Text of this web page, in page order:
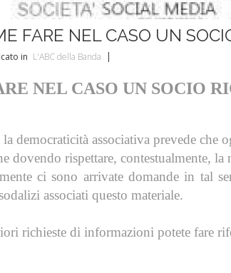
FARE NEL CASO UN
in L'ABC della Banda
NEL CASO UN SOCIO
la democraticità associativa prevede che
dovendo rispettare, contestualmente,
ci sono arrivate domande in tal
associati questo materiale.
richieste di informazioni potete fare